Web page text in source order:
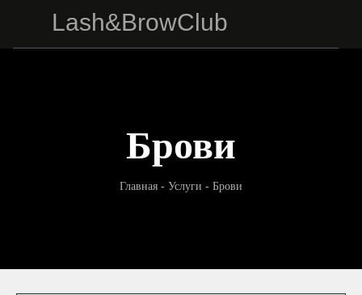
Lash&BrowClub
Брови
Главная - Услуги - Брови